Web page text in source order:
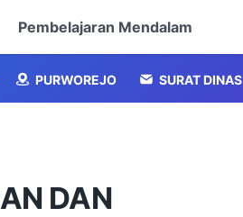
Pembelajaran Mendalam
PURWOREJO SURAT DINAS
DAN